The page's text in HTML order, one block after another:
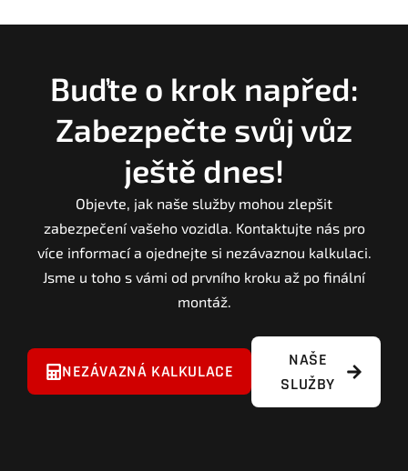
Buďte o krok napřed:
Zabezpečte svůj vůz
ještě dnes!
Objevte, jak naše služby mohou zlepšit
zabezpečení vašeho vozidla. Kontaktujte nás pro
více informací a ojednejte si nezávaznou kalkulaci.
Jsme u toho s vámi od prvního kroku až po finální
montáž.
NEZÁVAZNÁ KALKULACE
NAŠE
SLUŽBY